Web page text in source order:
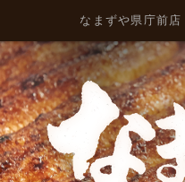
なまずや県庁前